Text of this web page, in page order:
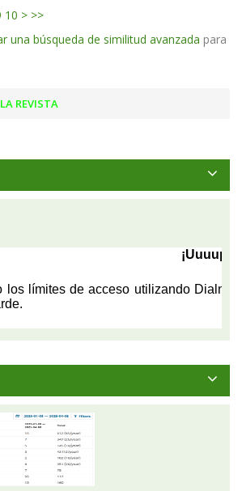
10 > >>
una búsqueda de similitud avanzada para
REVISTA